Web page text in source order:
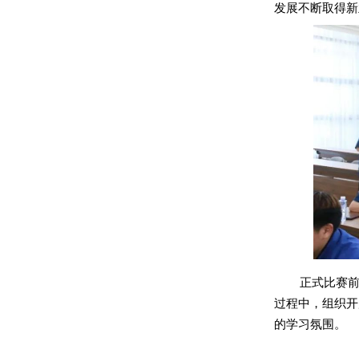
发展不断取得
正式比赛
过程中，组织
的学习氛围。